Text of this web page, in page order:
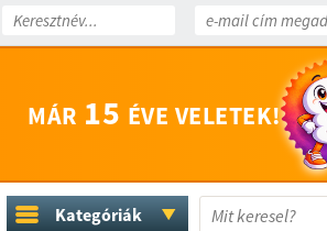
MÁR 15 ÉVE VELETEK!
Kategóriák